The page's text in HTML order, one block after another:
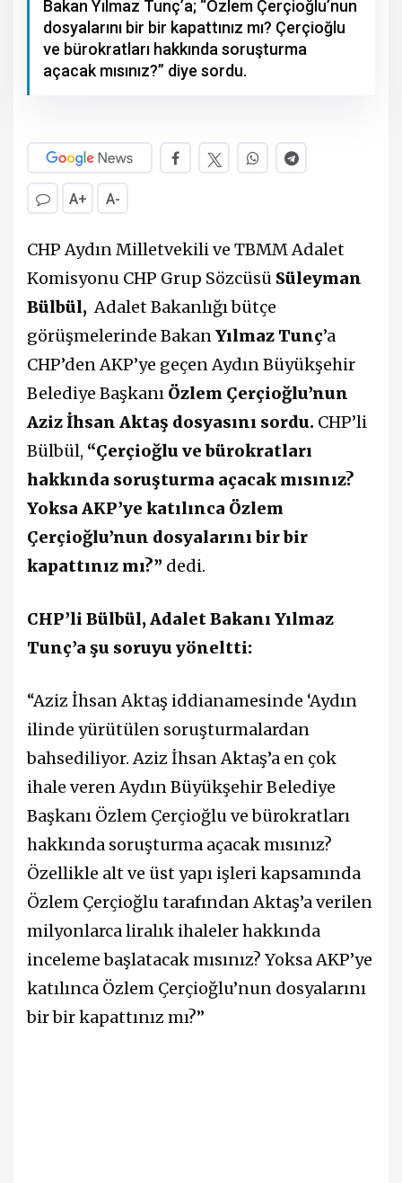
Bakan Yılmaz Tunç’a; “Özlem Çerçioğlu’nun
dosyalarını bir bir kapattınız mı? Çerçioğlu
ve bürokratları hakkında soruşturma
açacak mısınız?” diye sordu.
A+ A-
CHP Aydın Milletvekili ve TBMM Adalet
Komisyonu CHP Grup Sözcüsü Süleyman
Bülbül, Adalet Bakanlığı bütçe
görüşmelerinde BakanYılmaz Tunç’a
CHP’den AKP’ye geçen Aydın Büyükşehir
Belediye Başkanı Özlem Çerçioğlu’nun
Aziz İhsan Aktaş dosyasını sordu. CHP’li
Bülbül, “Çerçioğlu ve bürokratları
hakkında soruşturma açacak mısınız?
Yoksa AKP’ye katılınca Özlem
Çerçioğlu’nun dosyalarını bir bir
kapattınız mı?” dedi.
CHP’li Bülbül, Adalet Bakanı Yılmaz
Tunç’a şu soruyu yöneltti:
“Aziz İhsan Aktaş iddianamesinde ‘Aydın
ilinde yürütülen soruşturmalardan
bahsediliyor. Aziz İhsan Aktaş’a en çok
ihale veren Aydın Büyükşehir Belediye
Başkanı Özlem Çerçioğlu ve bürokratları
hakkında soruşturma açacak mısınız?
Özellikle alt ve üst yapı işleri kapsamında
Özlem Çerçioğlu tarafından Aktaş’a verilen
milyonlarca liralık ihaleler hakkında
inceleme başlatacak mısınız? Yoksa AKP’ye
katılınca Özlem Çerçioğlu’nun dosyalarını
bir bir kapattınız mı?”